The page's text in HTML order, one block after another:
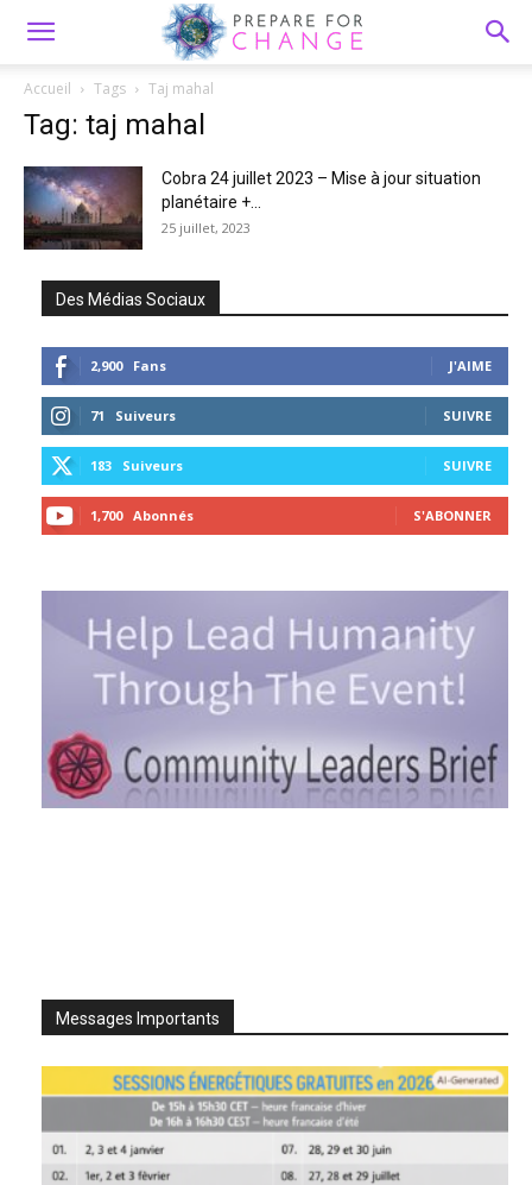
Accueil Tags Taj mahal
Tag: taj mahal
Cobra 24 juillet 2023 – Mise à jour situation
planétaire +...
25 juillet, 2023
Des Médias Sociaux
2,900 Fans J'AIME
71 Suiveurs SUIVRE
183 Suiveurs SUIVRE
1,700 Abonnés S'ABONNER
Messages Importants